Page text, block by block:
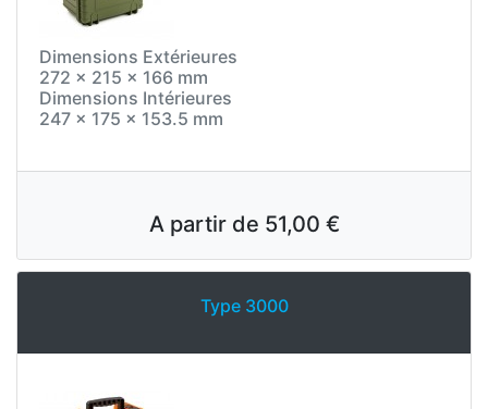
Dimensions Extérieures
272 x 215 x 166 mm
Dimensions Intérieures
247 x 175 x 153.5 mm
A partir de 51,00 €
Type 3000